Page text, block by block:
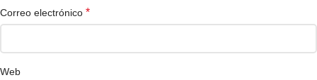
Correo electrónico *
Web